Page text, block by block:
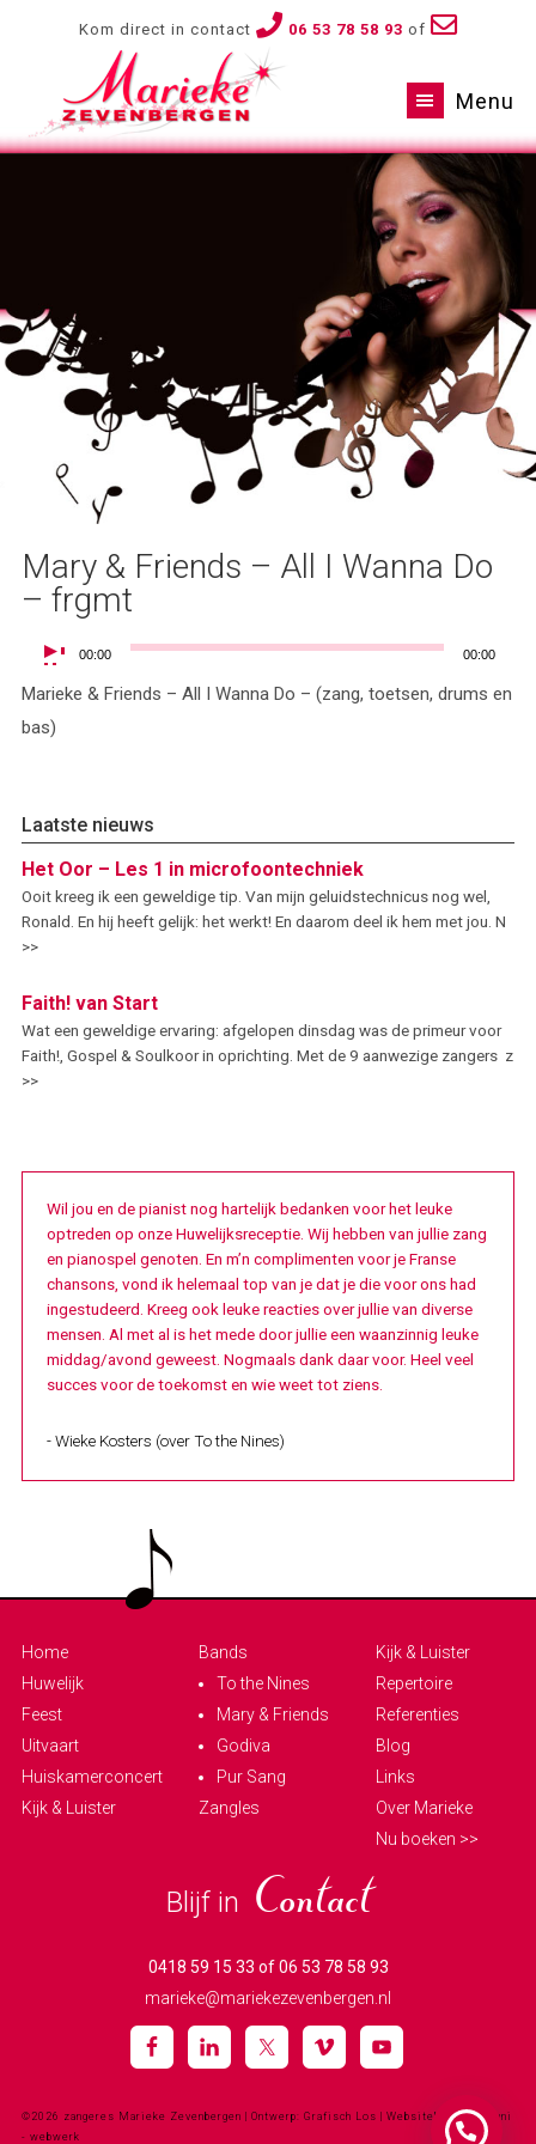
Kom direct in contact 06 53 78 58 93 of
Menu
Mary & Friends – All I Wanna Do
– frgmt
Audiospeler
00:00 00:00
Marieke & Friends – All I Wanna Do – (zang, toetsen, drums en
bas)
Laatste nieuws
Het Oor – Les 1 in microfoontechniek
Ooit kreeg ik een geweldige tip. Van mijn geluidstechnicus nog wel,
Ronald. En hij heeft gelijk: het werkt! En daarom deel ik hem met jou. N
>>
Faith! van Start
Wat een geweldige ervaring: afgelopen dinsdag was de primeur voor
Faith!, Gospel & Soulkoor in oprichting. Met de 9 aanwezige zangers z
>>
Wil jou en de pianist nog hartelijk bedanken voor het leuke
optreden op onzeHuwelijksreceptie. Wij hebben van jullie zang
en pianospel genoten. En m’n complimenten voor je Franse
chansons, vond ik helemaal top van je dat je die voor ons had
ingestudeerd. Kreeg ook leuke reacties over jullie van diverse
mensen. Al met al is het mede door jullie een waanzinnig leuke
middag/avond geweest. Nogmaals dank daar voor. Heel veel
succes voor de toekomst en wie weet tot ziens.
- Wieke Kosters (over To the Nines)
Home
Huwelijk
Feest
Uitvaart
Huiskamerconcert
Kijk & Luister
Bands
To the Nines
Mary & Friends
Godiva
Pur Sang
Zangles
Kijk & Luister
Repertoire
Referenties
Blog
Links
Over Marieke
Nu boeken >>
Blijf in Contact
0418 59 15 33 of 06 53 78 58 93
marieke@mariekezevenbergen.nl
©2026 zangeres Marieke Zevenbergen | Ontwerp: Grafisch Los | Websitebouw:halfjuni
- webwerk